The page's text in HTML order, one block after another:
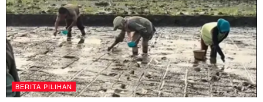
BERITA PILIHAN